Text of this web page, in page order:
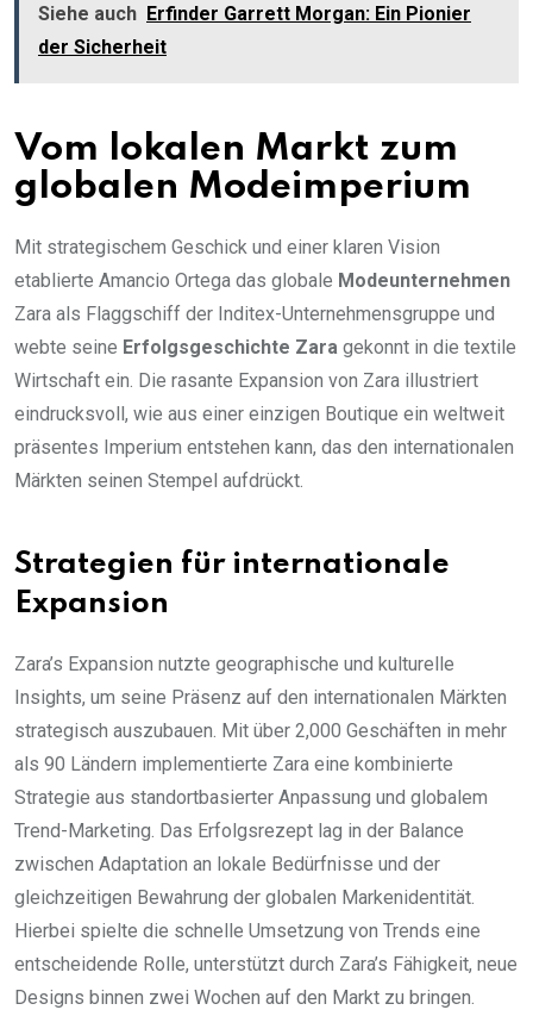
Siehe auch Erfinder Garrett Morgan: Ein Pionier
der Sicherheit
Vom lokalen Markt zum
globalen Modeimperium
Mit strategischem Geschick und einer klaren Vision
etablierte Amancio Ortega das globale Modeunternehmen
Zara als Flaggschiff der Inditex-Unternehmensgruppe und
webte seine Erfolgsgeschichte Zara gekonnt in die textile
Wirtschaft ein. Die rasante Expansion von Zara illustriert
eindrucksvoll, wie aus einer einzigen Boutique ein weltweit
präsentes Imperium entstehen kann, das den internationalen
Märkten seinen Stempel aufdrückt.
Strategien für internationale
Expansion
Zara’s Expansion nutzte geographische und kulturelle
Insights, um seine Präsenz auf den internationalen Märkten
strategisch auszubauen. Mit über 2,000 Geschäften in mehr
als 90 Ländern implementierte Zara eine kombinierte
Strategie aus standortbasierter Anpassung und globalem
Trend-Marketing. Das Erfolgsrezept lag in der Balance
zwischen Adaptation an lokale Bedürfnisse und der
gleichzeitigen Bewahrung der globalen Markenidentität.
Hierbei spielte die schnelle Umsetzung von Trends eine
entscheidende Rolle, unterstützt durch Zara’s Fähigkeit, neue
Designs binnen zwei Wochen auf den Markt zu bringen.